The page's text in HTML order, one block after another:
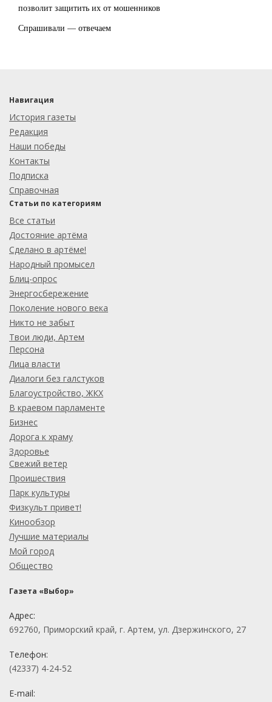
позволит защитить их от мошенников
Спрашивали — отвечаем
Навигация
История газеты
Редакция
Наши победы
Контакты
Подписка
Справочная
Статьи по категориям
Все статьи
Достояние артёма
Сделано в артёме!
Народный промысел
Блиц-опрос
Энергосбережение
Поколение нового века
Никто не забыт
Твои люди, Артем
Персона
Лица власти
Диалоги без галстуков
Благоустройство, ЖКХ
В краевом парламенте
Бизнес
Дорога к храму
Здоровье
Свежий ветер
Проишествия
Парк культуры
Физкульт привет!
Кинообзор
Лучшие материалы
Мой город
Общество
Газета «Выбор»
Адрес:
692760, Приморский край, г. Артем, ул. Дзержинского, 27
Телефон:
(42337) 4-24-52
E-mail: